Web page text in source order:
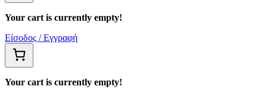
Your cart is currently empty!
Είσοδος / Εγγραφή
Your cart is currently empty!